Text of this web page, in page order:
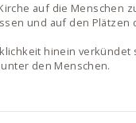
auf die Menschen
und auf den Plätzen
hinein
den Menschen.